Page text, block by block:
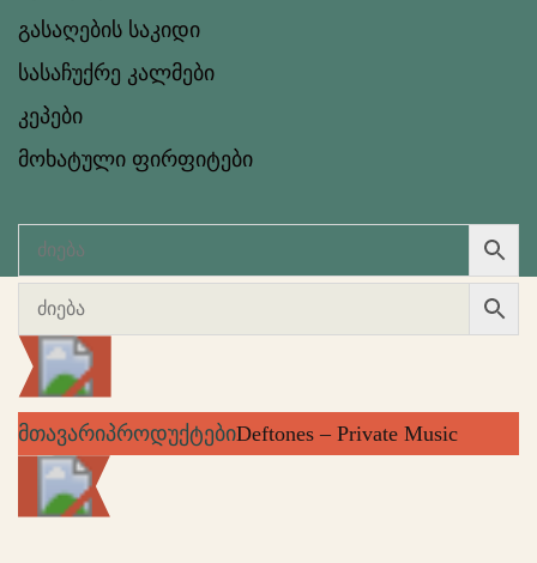
გასაღების საკიდი
სასაჩუქრე კალმები
კეპები
მოხატული ფირფიტები
მთავარიპროდუქტებიDeftones – Private Music